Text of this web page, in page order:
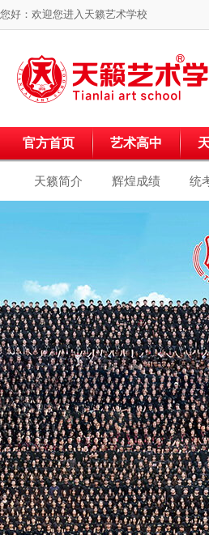
您好：欢迎您进入 天籁艺术学校
官方首页 艺术高中
天籁简介 辉煌成绩 统